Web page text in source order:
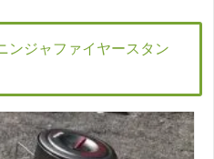
ンジャファイヤースタン